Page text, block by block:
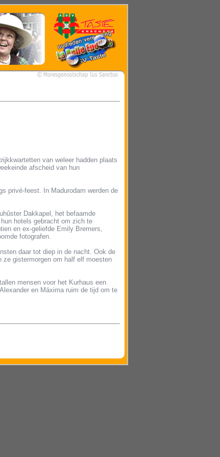
van weleer hadden plaats
afscheid van hun
privé-feest. In Madurodam werden de
Dakkapel, het befaamde
hotels gebracht om zich te
en ex-geliefde Emily Bremers,
fotografen.
daar tot diep in de nacht. Ook de
ze gistermorgen om half elf moesten
mensen voor het Kurhaus een
en Máxima ruim de tijd om te